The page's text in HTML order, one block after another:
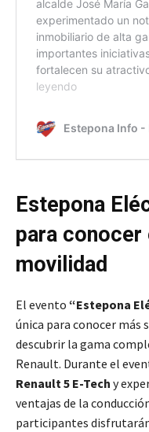
Estepona
para
movilidad
El evento “Estepona
única para conocer más
descubrir la gama
Renault. Durante el
Renault 5 E-Tech y
ventajas de la
participantes